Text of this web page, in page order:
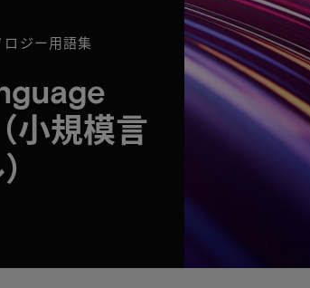
ロジー用語集
小規模言